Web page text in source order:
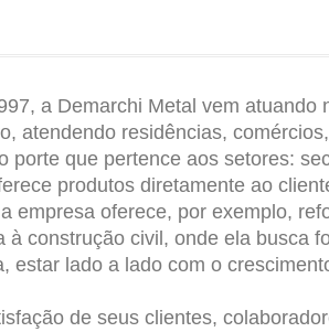
a Demarchi Metal vem atuando
atendendo residências,
que pertence aos setores:
produtos diretamente ao
empresa oferece, por exemplo,
civil, onde ela busca
estar lado a lado com o
de seus clientes,